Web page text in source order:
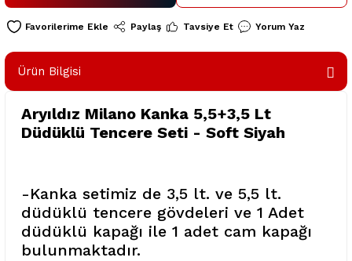
Paylaş Tavsiye Et Yorum Yaz
Ürün Bilgisi
Aryıldız Milano Kanka 5,5+3,5 Lt
Düdüklü Tencere Seti - Soft Siyah
-Kanka setimiz de 3,5 lt. ve 5,5 lt.
düdüklü tencere gövdeleri ve 1 Adet
düdüklü kapağı ile 1 adet cam kapağı
bulunmaktadır.